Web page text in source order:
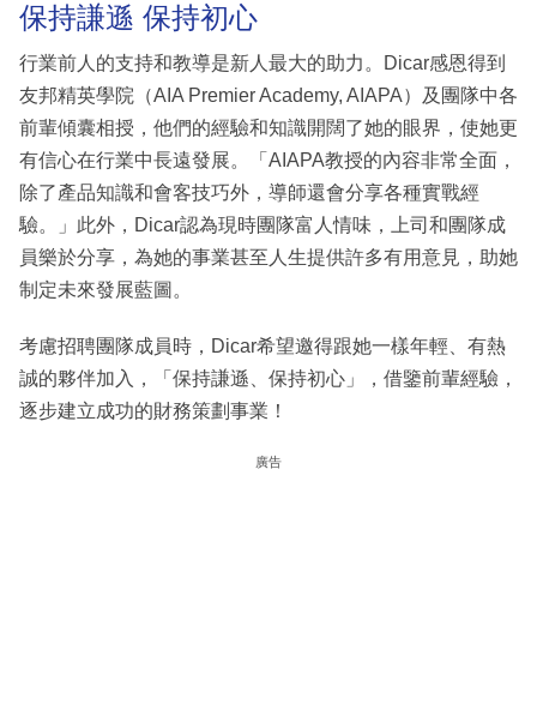
保持謙遜 保持初心
行業前人的支持和教導是新人最大的助力。Dicar感恩得到
友邦精英學院（AIA Premier Academy, AIAPA）及團隊中各
前輩傾囊相授，他們的經驗和知識開闊了她的眼界，使她更
有信心在行業中長遠發展。「AIAPA教授的內容非常全面，
除了產品知識和會客技巧外，導師還會分享各種實戰經
驗。」此外，Dicar認為現時團隊富人情味，上司和團隊成
員樂於分享，為她的事業甚至人生提供許多有用意見，助她
制定未來發展藍圖。
考慮招聘團隊成員時，Dicar希望邀得跟她一樣年輕、有熱
誠的夥伴加入，「保持謙遜、保持初心」，借鑒前輩經驗，
逐步建立成功的財務策劃事業！
廣告